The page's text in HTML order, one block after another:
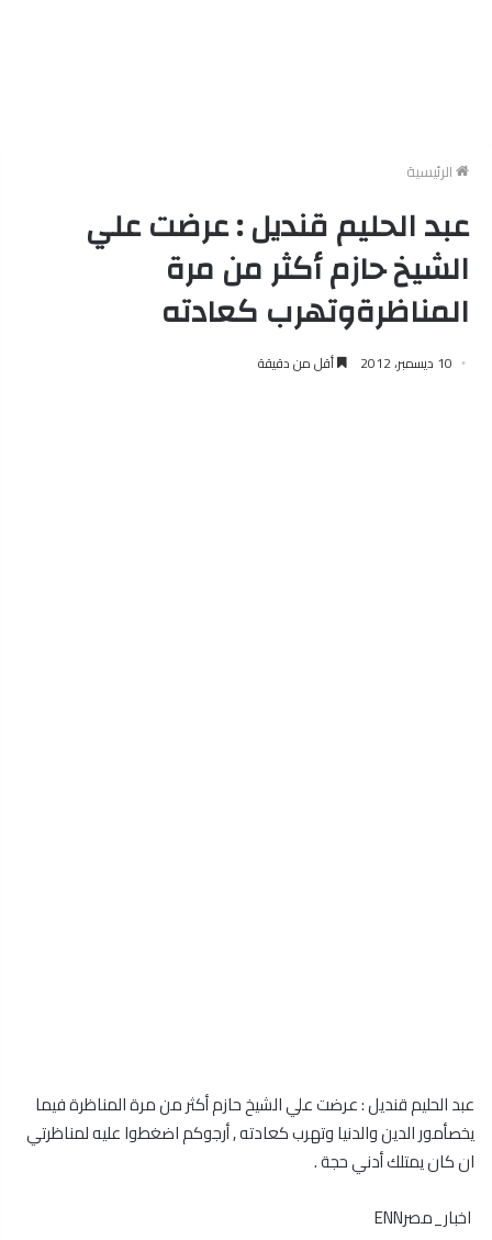
الرئيسية
عبد الحليم قنديل : عرضت علي
الشيخ حازم أكثر من مرة
المناظرةوتهرب كعادته
10 ديسمبر، 2012 أقل من دقيقة
عبد الحليم قنديل : عرضت علي الشيخ حازم أكثر من مرة المناظرة فيما
يخصأمور الدين والدنيا وتهرب كعادته , أرجوكم اضغطوا عليه لمناظرتي
ان كان يمتلك أدني حجة .
اخبار_مصرENN